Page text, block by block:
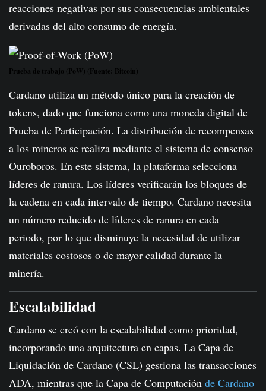
reacciones negativas por sus consecuencias ambientales
derivadas del alto consumo de energía.
Prueba de trabajo (PoW) (Fuente: Bitcoin)
Cardano utiliza un método único para la creación de
tokens, dado que funciona como una moneda digital de
Prueba de Participación. La distribución de recompensas
a los mineros se realiza mediante el sistema de consenso
Ouroboros. En este sistema, la plataforma selecciona
líderes de ranura. Los líderes verificarán los bloques de
la cadena en cada intervalo de tiempo. Cardano necesita
un número reducido de líderes de ranura en cada
periodo, por lo que disminuye la necesidad de utilizar
materiales costosos o de mayor calidad durante la
minería.
Escalabilidad
Cardano se creó con la escalabilidad como prioridad,
incorporando una arquitectura en capas. La Capa de
Liquidación de Cardano (CSL) gestiona las transacciones
ADA, mientras que la Capa de Computación de Cardano